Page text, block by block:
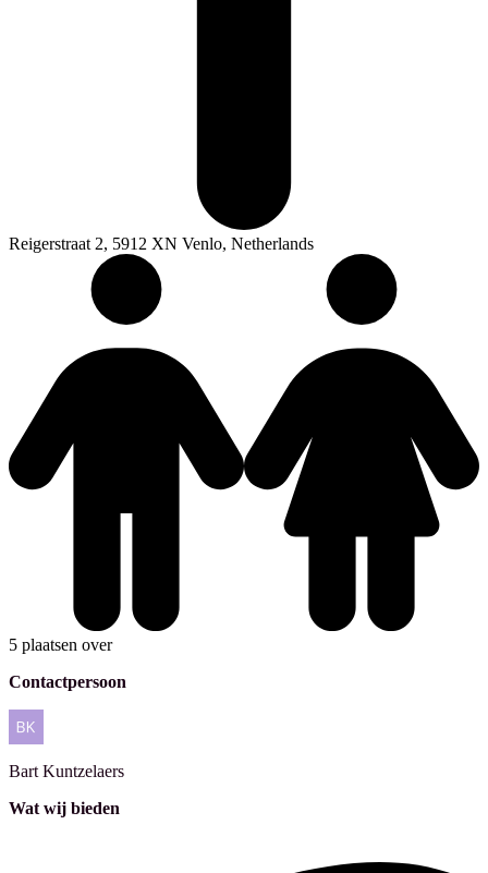
Reigerstraat 2, 5912 XN Venlo, Netherlands
5 plaatsen over
Contactpersoon
Bart Kuntzelaers
Wat wij bieden